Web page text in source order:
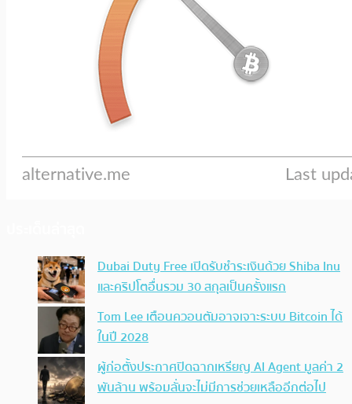
Dubai Duty Free เปิดรับชำระเงินด้วย Shiba Inu
และคริปโตอื่นรวม 30 สกุลเป็นครั้งแรก
Tom Lee เตือนควอนตัมอาจเจาะระบบ Bitcoin ได้
ในปี 2028
ผู้ก่อตั้งประกาศปิดฉากเหรียญ AI Agent มูลค่า 2
พันล้าน พร้อมลั่นจะไม่มีการช่วยเหลืออีกต่อไป